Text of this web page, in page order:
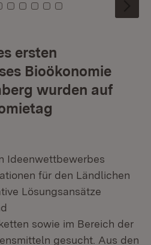
0 1
Kachel: 2
Zu Kachel: 3
Zu Kachel: 4
Zu Kachel: 5
Zu Kachel: 6
Zu Kachel: 7
ersten
Bioökonomie
wurden auf
Ideenwettbewerbes
für den Ländlichen
Lösungsansätze
sowie im Bereich der
gesucht. Aus den